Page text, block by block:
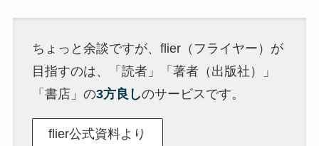
ちょっと余談ですが、flier（フライヤー）が
目指すのは、「読者」「著者（出版社）」
「書店」の3方良しのサービスです。
flier公式資料より